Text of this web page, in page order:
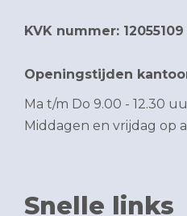
KVK nummer: 12055109
Openingstijden
Ma t/m Do 9.00 - 12.30
Middagen en vrijdag op
Snelle links